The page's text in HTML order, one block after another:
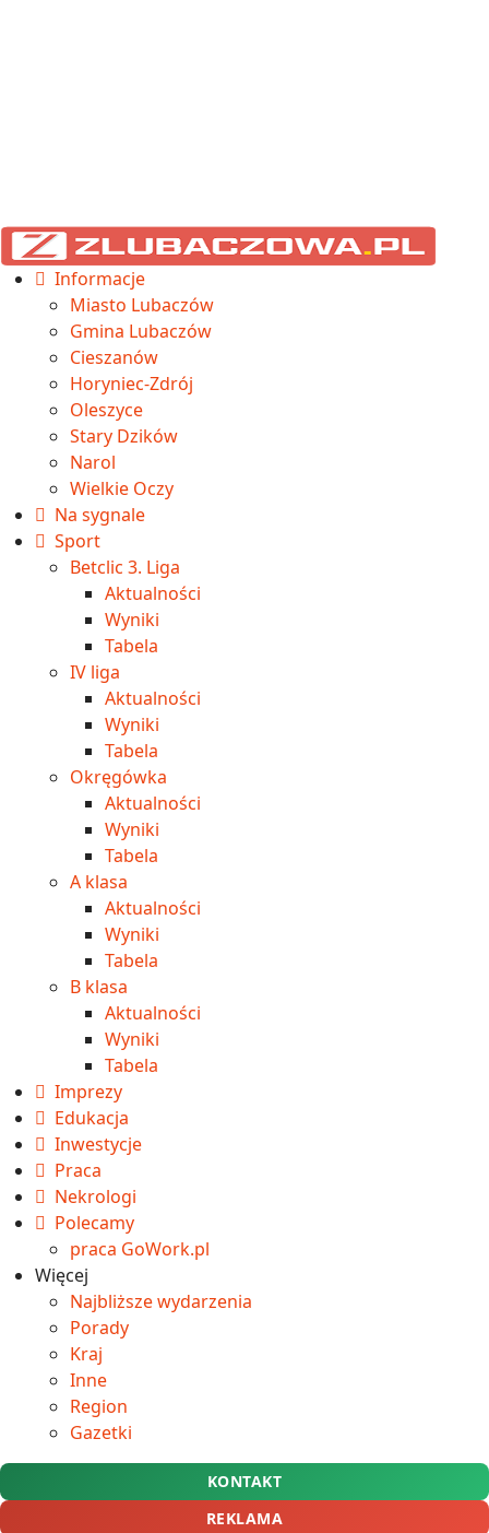
Informacje
Miasto Lubaczów
Gmina Lubaczów
Cieszanów
Horyniec-Zdrój
Oleszyce
Stary Dzików
Narol
Wielkie Oczy
Na sygnale
Sport
Betclic 3. Liga
Aktualności
Wyniki
Tabela
IV liga
Aktualności
Wyniki
Tabela
Okręgówka
Aktualności
Wyniki
Tabela
A klasa
Aktualności
Wyniki
Tabela
B klasa
Aktualności
Wyniki
Tabela
Imprezy
Edukacja
Inwestycje
Praca
Nekrologi
Polecamy
praca GoWork.pl
Więcej
Najbliższe wydarzenia
Porady
Kraj
Inne
Region
Gazetki
KONTAKT
REKLAMA